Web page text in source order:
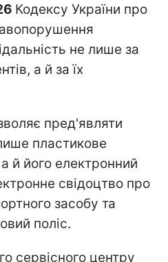
Кодексу України про
не лише за
а й за їх
пред'являти
пластикове
й його електронний
свідоцтво про
засобу та
поліс.
сервісного центру